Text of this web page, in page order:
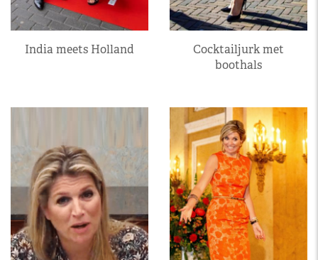
India meets Holland
Cocktailjurk met
boothals